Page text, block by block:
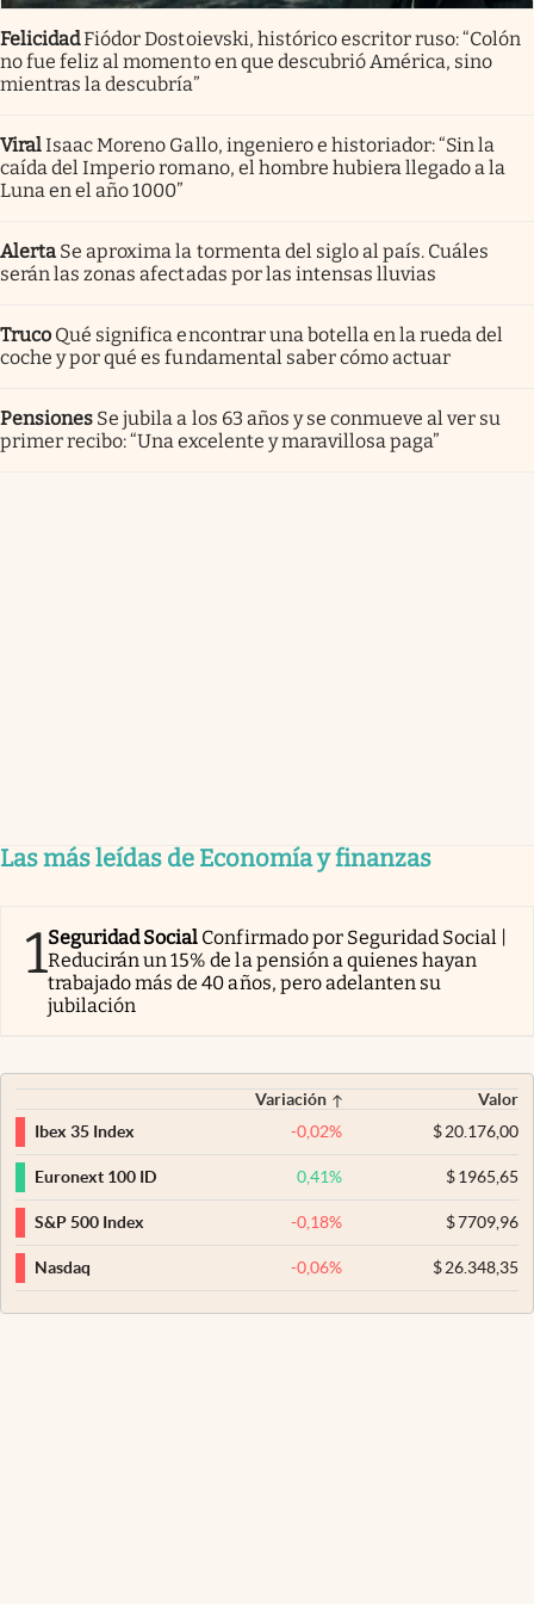
FelicidadFiódor Dostoievski, histórico escritor ruso: “Colón
no fue feliz al momento en que descubrió América, sino
mientras la descubría”
ViralIsaac Moreno Gallo, ingeniero e historiador: “Sin la
caída del Imperio romano, el hombre hubiera llegado a la
Luna en el año 1000”
Alerta Se aproxima la tormenta del siglo al país. Cuáles
serán las zonas afectadas por las intensas lluvias
Truco Qué significa encontrar una botella en la rueda del
coche y por qué es fundamental saber cómo actuar
Pensiones Se jubila a los 63 años y se conmueve al ver su
primer recibo: “Una excelente y maravillosa paga”
Las más leídas de Economía y finanzas
1Seguridad Social Confirmado por Seguridad Social |
Reducirán un 15% de la pensión a quienes hayan
trabajado más de 40 años, pero adelanten su
jubilación
Variación
Valor
Ibex 35 Index
-0,02% $20.176,00
Euronext 100 ID 0,41% $1965,65
S&P 500 Index -0,18% $7709,96
Nasdaq -0,06% $26.348,35